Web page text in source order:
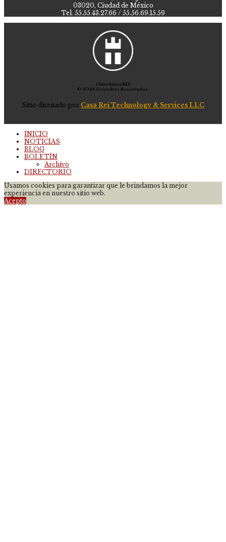
03020, Ciudad de México
Tel. 55.55.43.27.66 / 55.56.69.15.59
ClaretianosMX
© 2026 Derechos Reservados.
Sitio diseñado por Casa Rei Technology & Services LLC
INICIO
NOTICIAS
BLOG
BOLETÍN
Archivo
DIRECTORIO
Usamos cookies para garantizar que le brindamos la mejor
experiencia en nuestro sitio web.
Acepto